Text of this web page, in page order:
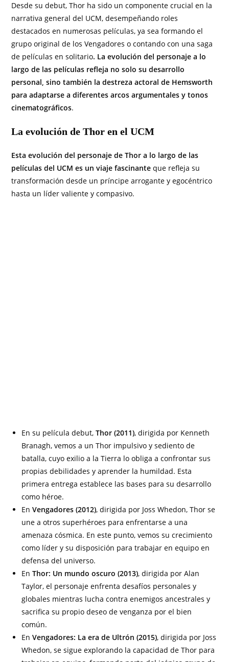
Desde su debut, Thor ha sido un componente crucial en la
narrativa general del UCM, desempeñando roles
destacados en numerosas películas, ya sea formando el
grupo original de los Vengadores o contando con una saga
de películas en solitario. La evolución del personaje a lo
largo de las películas refleja no solo su desarrollo
personal, sino también la destreza actoral de Hemsworth
para adaptarse a diferentes arcos argumentales y tonos
cinematográficos.
La evolución de Thor en el UCM
Esta evolución del personaje de Thor a lo largo de las
películas del UCM es un viaje fascinanteque refleja su
transformación desde un príncipe arrogante y egocéntrico
hasta un líder valiente y compasivo.
En su película debut, Thor (2011), dirigida por Kenneth
Branagh, vemos a un Thor impulsivo y sediento de
batalla, cuyo exilio a la Tierra lo obliga a confrontar sus
propias debilidades y aprender la humildad. Esta
primera entrega establece las bases para su desarrollo
como héroe.
EnVengadores (2012), dirigida por Joss Whedon, Thor se
une a otros superhéroes para enfrentarse a una
amenaza cósmica. En este punto, vemos su crecimiento
como líder y su disposición para trabajar en equipo en
defensa del universo.
EnThor: Un mundo oscuro (2013), dirigida por Alan
Taylor, el personaje enfrenta desafíos personales y
globales mientras lucha contra enemigos ancestrales y
sacrifica su propio deseo de venganza por el bien
común.
En Vengadores: La era de Ultrón (2015), dirigida por Joss
Whedon, se sigue explorando la capacidad de Thor para